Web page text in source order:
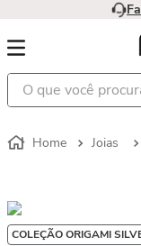
O que você procura?
Joias
COLEÇÃO ORIGAMI